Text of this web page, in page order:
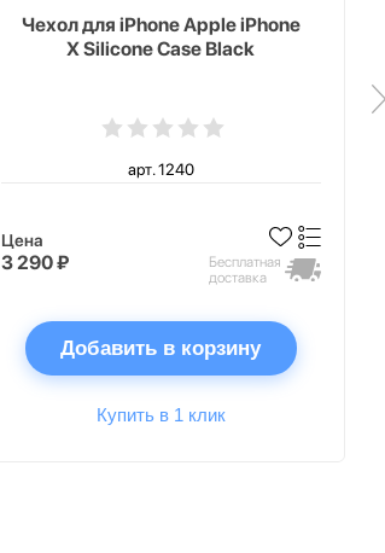
Чехол для iPhone Apple iPhone
X Silicone Case Black
арт. 1240
Цена
3 290 ₽
Бесплатная
доставка
Добавить в корзину
Купить в 1 клик